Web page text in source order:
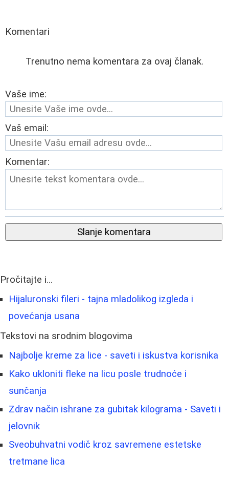
Komentari
Trenutno nema komentara za ovaj članak.
Vaše ime:
Vaš email:
Komentar:
Slanje komentara
Pročitajte i...
Hijaluronski fileri - tajna mladolikog izgleda i
povećanja usana
Tekstovi na srodnim blogovima
Najbolje kreme za lice - saveti i iskustva korisnika
Kako ukloniti fleke na licu posle trudnoće i
sunčanja
Zdrav način ishrane za gubitak kilograma - Saveti i
jelovnik
Sveobuhvatni vodič kroz savremene estetske
tretmane lica